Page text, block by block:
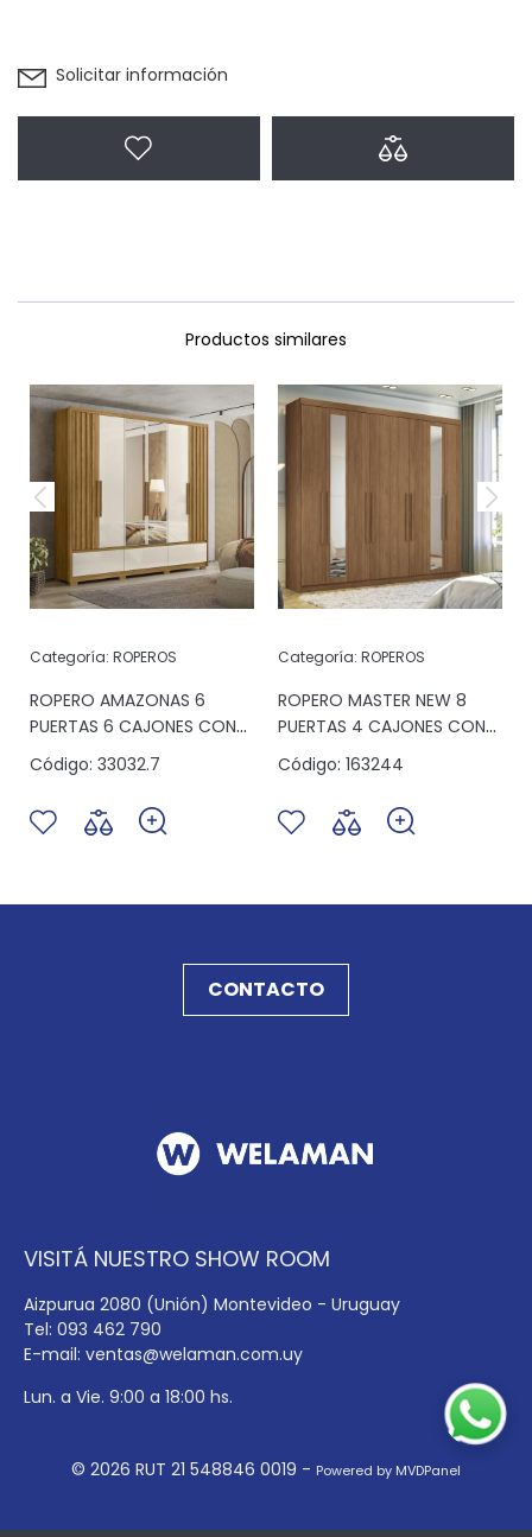
Solicitar información
Productos similares
Categoría: ROPEROS
ROPERO AMAZONAS 6
PUERTAS 6 CAJONES CON
ESPEJO FREIJO/OFF WHITE
Código: 33032.7
Categoría: ROPEROS
ROPERO MASTER NEW 8
PUERTAS 4 CAJONES CON
ESPEJO JATOBA ESPEJO
Código: 163244
CONTACTO
VISITÁ NUESTRO SHOW ROOM
Aizpurua 2080 (Unión) Montevideo - Uruguay
Tel: 093 462 790
E-mail: ventas@welaman.com.uy
Lun. a Vie. 9:00 a 18:00 hs.
© 2026 RUT 21 548846 0019 - Powered by MVDPanel